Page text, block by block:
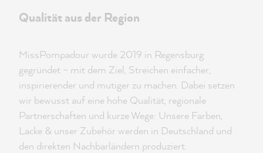
Qualität aus der Region
MissPompadour wurde 2019 in Regensburg
gegründet – mit dem Ziel, Streichen einfacher,
inspirierender und mutiger zu machen. Dabei setzen
wir bewusst auf eine hohe Qualität, regionale
Partnerschaften und kurze Wege: Unsere Farben,
Lacke & unser Zubehör werden in Deutschland und
den direkten Nachbarländern produziert.